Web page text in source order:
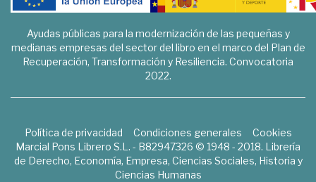
Ayudas públicas para la modernización de las pequeñas y
medianas empresas del sector del libro en el marco del Plan de
Recuperación, Transformación y Resiliencia. Convocatoria
2022.
Política de privacidad Condiciones generales
Cookies
Marcial Pons Librero S.L. - B82947326 © 1948 - 2018. Librería
de Derecho, Economía, Empresa, Ciencias Sociales, Historia y
Ciencias Humanas